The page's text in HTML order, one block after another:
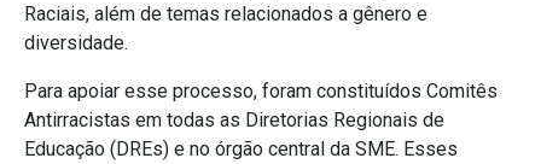
Raciais, além de temas relacionados a gênero e
diversidade.
Para apoiar esse processo, foram constituídos Comitês
Antirracistas em todas as Diretorias Regionais de
Educação (DREs) e no órgão central da SME. Esses